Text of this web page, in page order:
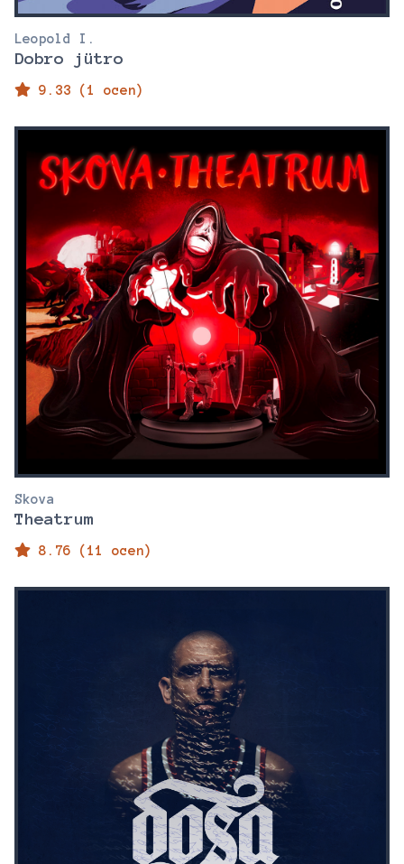
Leopold I.
Dobro jütro
9.33 (1 ocen)
Skova
Theatrum
8.76 (11 ocen)